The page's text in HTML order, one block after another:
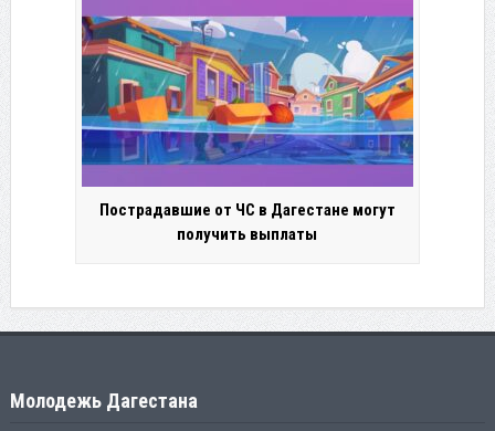
Пострадавшие от ЧС в Дагестане могут
получить выплаты
Молодежь Дагестана